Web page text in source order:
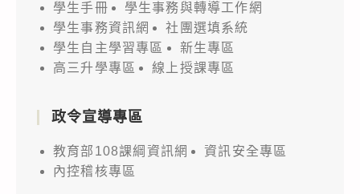
報
名
參
查
照
並
學生手冊
學生事務與轉導工作網
學生事務資訊網
社團選填系統
學生自主學習專區
新生專區
高三升學專區
線上授課專區
政令宣導專區
教育部108課綱資訊網
資訊安全專區
內控稽核專區